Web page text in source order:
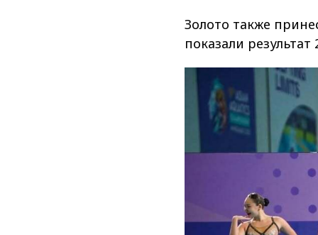
Золото также
показали